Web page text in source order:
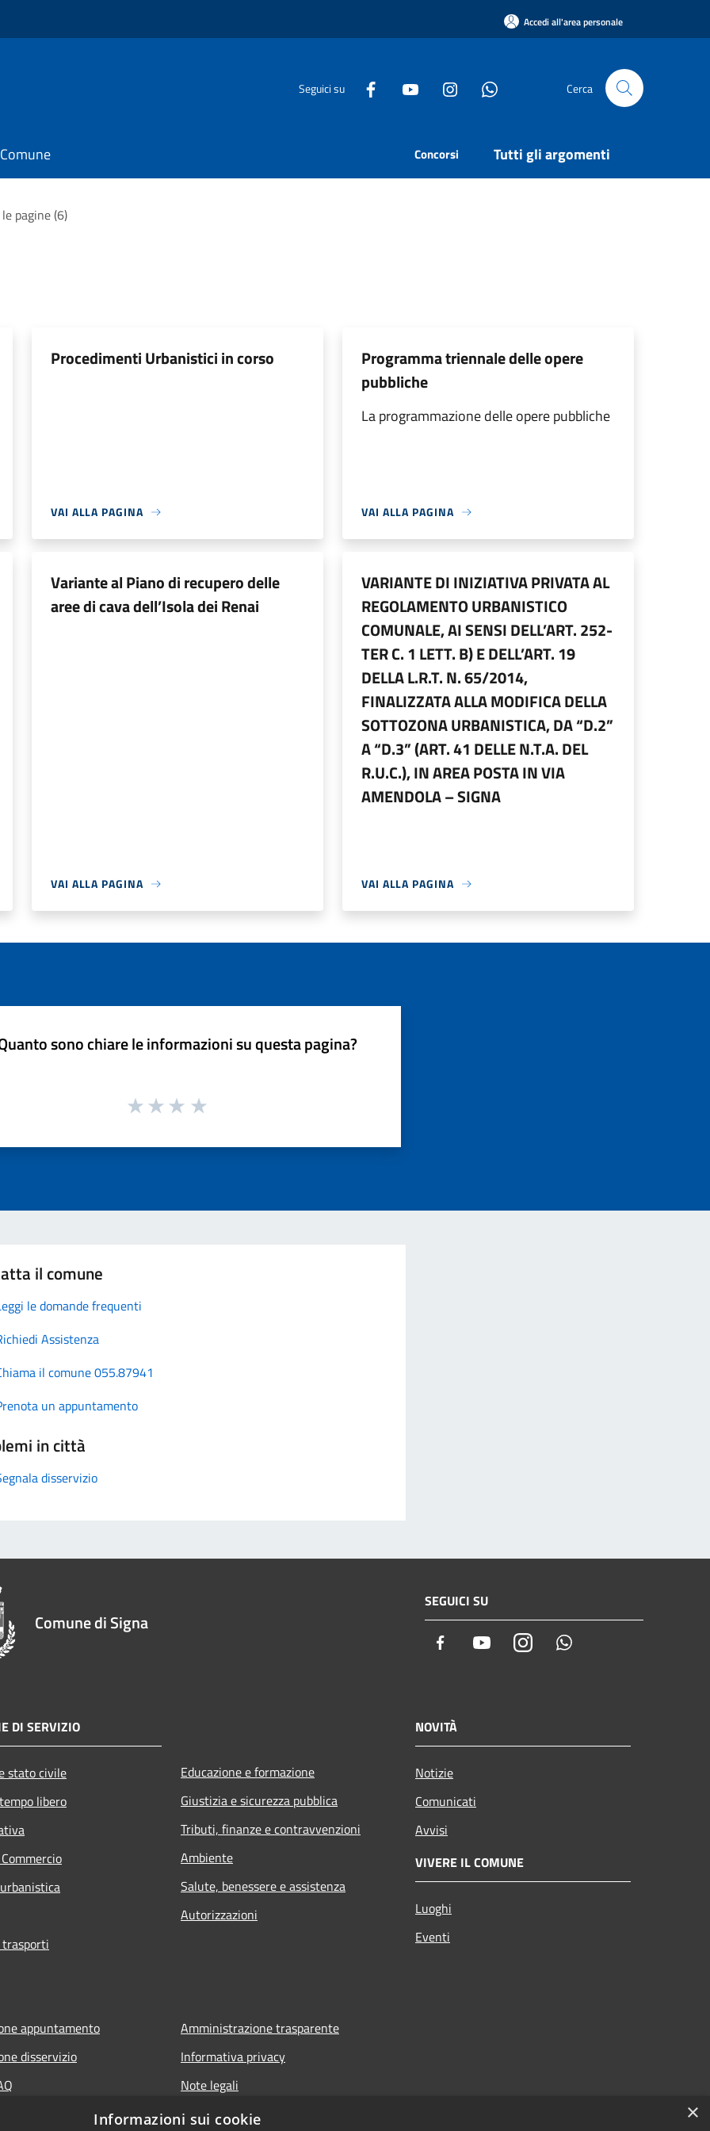
Accedi all'area personale
Seguici su Cerca
Concorsi Tutti gli argomenti
pagine (6)
Procedimenti Urbanistici in corso
VAI ALLA PAGINA
Programma triennale delle opere
pubbliche
La programmazione delle opere pubbliche
VAI ALLA PAGINA
Variante al Piano di recupero delle
aree di cava dell’Isola dei Renai
VAI ALLA PAGINA
VARIANTE DI INIZIATIVA PRIVATA AL
REGOLAMENTO URBANISTICO
COMUNALE, AI SENSI DELL’ART. 252-
TER C. 1 LETT. B) E DELL’ART. 19
DELLA L.R.T. N. 65/2014,
FINALIZZATA ALLA MODIFICA DELLA
SOTTOZONA URBANISTICA, DA “D.2”
A “D.3” (ART. 41 DELLE N.T.A. DEL
R.U.C.), IN AREA POSTA IN VIA
AMENDOLA – SIGNA
VAI ALLA PAGINA
sono chiare le informazioni su questa pagina?
il comune
le domande frequenti
Assistenza
il comune 055.87941
un appuntamento
in città
disservizio
Comune di Signa
SEGUICI SU
Facebook YoutubeInstagram
DI SERVIZIO
stato civile
libero
Educazione e formazione
Giustizia e sicurezza pubblica
Tributi, finanze e contravvenzioni
Ambiente
Salute, benessere e assistenza
Autorizzazioni
NOVITÀ
Notizie
Comunicati
Avvisi
VIVERE IL COMUNE
Luoghi
Eventi
appuntamento
disservizio
Amministrazione trasparente
Informativa privacy
Note legali
Dichiarazione di accessibilità
×
Informazioni sui cookie